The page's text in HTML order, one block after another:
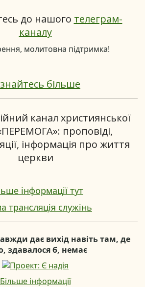
до нашого телеграм-
каналу
молитовна підтримка!
більше
канал християнської
проповіді,
інформація про життя
церкви
інформації тут
трансляція служінь
дає вихід навіть там, де
здавалося б, немає
Більше інформації